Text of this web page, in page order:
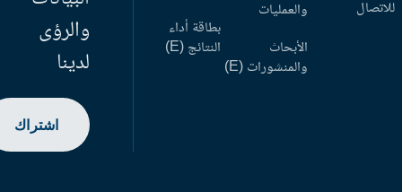
والعمليات
الأبحاث
والمنشورات (E)
بطاقة أداء
النتائج (E)
والرؤى
لدينا
اشتراك